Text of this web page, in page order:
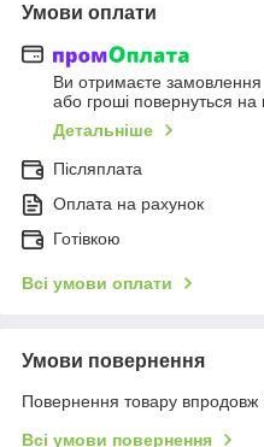
Умови оплати
Ви отримаєте замовлення
або гроші повернуться на
Детальніше
Післяплата
Оплата на рахунок
Готівкою
Всі умови оплати
Умови повернення
Повернення товару впродовж
Всі умови повернення